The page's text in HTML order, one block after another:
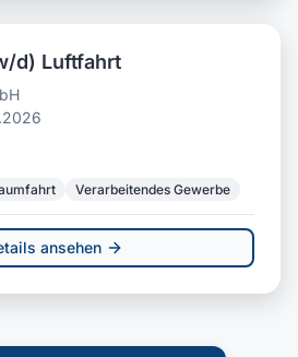
d) Luftfahrt
Verarbeitendes Gewerbe
ansehen